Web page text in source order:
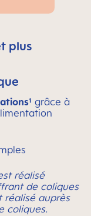
plus
grâce à
réalisé
de coliques
réalisé auprès
coliques.